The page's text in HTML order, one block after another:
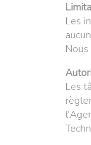
Les
Les